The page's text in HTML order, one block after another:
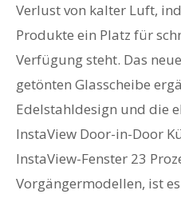
Verlust von kalter Luft,
Produkte ein Platz für
Verfügung steht. Das
getönten Glasscheibe
Edelstahldesign und die
InstaView Door-in-Door
InstaView-Fenster 23
Vorgängermodellen, ist